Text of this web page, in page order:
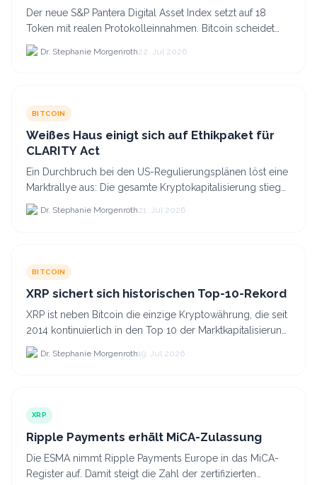
Der neue S&P Pantera Digital Asset Index setzt auf 18
Token mit realen Protokolleinnahmen. Bitcoin scheidet
aufgrund fehlender Erträge für Halter aus dem.
Dr. Stephanie Morgenroth22. Jul 2026
BITCOIN
Weißes Haus einigt sich auf Ethikpaket für
CLARITY Act
Ein Durchbruch bei den US-Regulierungsplänen löst eine
Marktrallye aus: Die gesamte Kryptokapitalisierung stieg
am 21.
Dr. Stephanie Morgenroth21. Jul 2026
BITCOIN
XRP sichert sich historischen Top-10-Rekord
XRP ist neben Bitcoin die einzige Kryptowährung, die seit
2014 kontinuierlich in den Top 10 der Marktkapitalisierung
verblieb.
Dr. Stephanie Morgenroth19. Jul 2026
XRP
Ripple Payments erhält MiCA-Zulassung
Die ESMA nimmt Ripple Payments Europe in das MiCA-
Register auf. Damit steigt die Zahl der zertifizierten